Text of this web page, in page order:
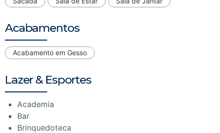
Acabamentos
Acabamento em Gesso
Lazer & Esportes
Academia
Bar
Brinquedoteca